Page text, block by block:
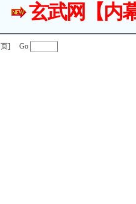
玄武网【内
页] Go